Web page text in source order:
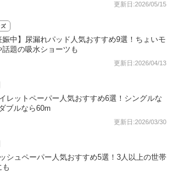
更新日:2026/05/15
娠中】尿漏れパッド人気おすすめ9選！ちょいモ
話題の吸水ショーツも
更新日:2026/04/13
レットペーパー人気おすすめ6選！シングルな
ブルなら60m
更新日:2026/03/30
シュペーパー人気おすすめ5選！3人以上の世帯
も